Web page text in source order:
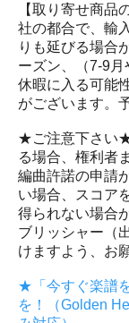
【取り寄せ商品
社の都合で、輸
りも延びる場合
ーズン、（7-9
休暇に入る可能
がございます。
★ご注意下さい
る場合、権利者
編曲許諾の申請
い場合、スコア
得られない場合
ブリッシャー（
けますよう、お
★「今すぐ楽譜
を！（Golden